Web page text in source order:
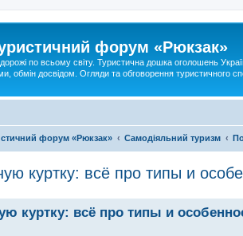
форум «Рюкзак»
по всьому світу. Туристична дошка оголошень
обмін досвідом. Огляди та обговорення туристичного
форум «Рюкзак» Самодіяльний туризм
куртку: всё про типы и
куртку: всё про типы и